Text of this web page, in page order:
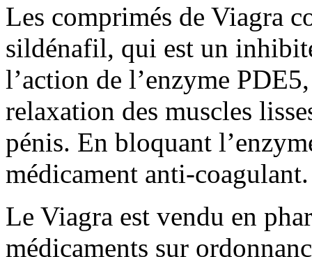
Les comprimés de Viagra
sildénafil, qui est un
l’action de l’enzyme
relaxation des muscles
pénis. En bloquant
médicament anti-coagulant.
Le Viagra est vendu en
médicaments sur